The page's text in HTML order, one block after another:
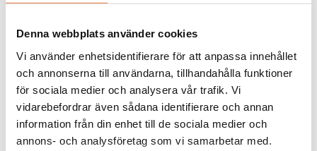
Denna webbplats använder cookies
Vi använder enhetsidentifierare för att anpassa innehållet
och annonserna till användarna, tillhandahålla funktioner
för sociala medier och analysera vår trafik. Vi
vidarebefordrar även sådana identifierare och annan
information från din enhet till de sociala medier och
annons- och analysföretag som vi samarbetar med.